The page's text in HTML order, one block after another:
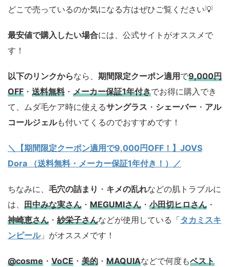
どこで売っているのか気になる方はぜひご覧ください💡
最安値で購入したい場合には、公式サイトがオススメで
す！
以下のリンクからなら、 期間限定クーポン適用 で9,000円
OFF ・ 送料無料・ メーカー保証1年付きでお得に購入でき
て、ムダ毛ケア時に使えるサングラス ・ シェーバー ・ アル
コールジェルも付いてくるのでおすすめです！
＼【期間限定クーポン適用で9,000円OFF！】JOVS
Dora （送料無料・メーカー保証1年付き！）／
ちなみに、 毛穴の詰まり ・ キメの乱れなどの肌トラブルに
は、 田中みな実さん ・ MEGUMIさん ・ 小田切ヒロさん ・
神崎恵さん ・ 紗栄子さんなどが使用している「タカミスキ
ンピール」がオススメです！
@cosme ・ VoCE ・ 美的 ・ MAQUIAなどで何度もベスト